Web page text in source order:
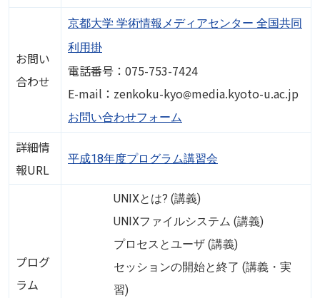
お問い
合わせ
京都大学 学術情報メディアセンター 全国共同
利用掛
電話番号：075-753-7424
E-mail：zenkoku-kyo画像media.kyoto-u.ac.jp
お問い合わせフォーム
詳細情
報URL
平成18年度プログラム講習会
プログ
ラム
UNIXとは? (講義)
UNIXファイルシステム (講義)
プロセスとユーザ (講義)
セッションの開始と終了 (講義・実
習)